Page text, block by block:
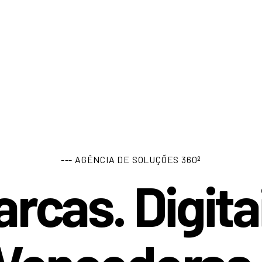
--- AGÊNCIA DE SOLUÇÕES 360º